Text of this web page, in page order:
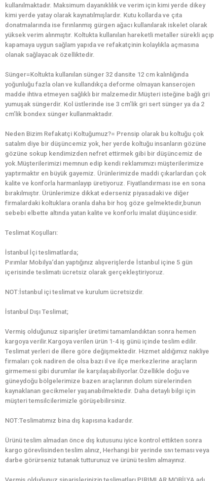
kullanılmaktadır. Maksimum dayanıklılık ve verim için kimi yerde dikey
kimi yerde yatay olarak kaynatılmışlardır. Kutu kollarda ve çıta
donatmalarında ise fırınlanmış gürgen ağacı kullanılarak iskelet olarak
yüksek verim alınmıştır. Koltukta kullanılan hareketli metaller sürekli açıp
kapamaya uygun sağlam yapıda ve refakatçinin kolaylıkla açmasına
olanak sağlayacak özelliktedir.
Sünger=Koltukta kullanılan sünger 32 dansite 12 cm kalınlığında
yoğunluğu fazla olan ve kullandıkça deforme olmayan kanserojen
madde ihtiva etmeyen sağlıklı bir malzemedir.Müşteri isteğine bağlı gri
yumuşak süngerdir. Kol üstlerinde ise 3 cm’lik gri sert sünger ya da 2
cm’lik bondex sünger kullanmaktadır.
Neden Bizim Refakatçi Koltuğumuz?= Prensip olarak bu koltuğu çok
satalım diye bir düşüncemiz yok, her yerde koltuğu insanların gözüne
gözüne sokup kendimizden nefret ettirmek gibi bir düşüncemiz de
yok.Müşterilerimizi memnun edip kendi reklamımızı müşterilerimize
yaptırmaktır en büyük gayemiz. Ürünlerimizde maddi çıkarlardan çok
kalite ve konforla harmanlayıp üretiyoruz. Fiyatlandırması ise en sona
bırakılmıştır. Ürünlerimize dikkat ederseniz piyasadaki ve diğer
firmalardaki koltuklara oranla daha bir hoş göze gelmektedir,bunun
sebebi elbette altında yatan kalite ve konforlu imalat düşüncesidir.
Teslimat Koşulları:
İstanbul İçi teslimatlarda;
Pırımlar Mobilya‘dan yaptığınız alışverişlerde İstanbul içine 5 gün
içerisinde teslimatı ücretsiz olarak gerçekleştiriyoruz.
NOT:İstanbul içi teslimat ve kurulum ücretsizdir.
İstanbul Dışı Teslimat;
Vermiş olduğunuz siparişler üretimi tamamlandıktan sonra hemen
kargoya verilir.Kargoya verilen ürün 1-4 iş günü içinde teslim edilir.
Teslimat yerleri de illere göre değişmektedir. Hizmet aldığımız nakliye
firmaları çok nadiren de olsa bazı il ve ilçe merkezlerine araçların
girmemesi gibi durumlar ile karşılaşabiliyorlar.Özellikle doğu ve
güneydoğu bölgelerimize bazen araçlarının dolum sürelerinden
kaynaklanan gecikmeler yaşanabilmektedir. Daha detaylı bilgi için
müşteri temsilcilerimizle görüşebilirsiniz.
NOT:Teslimatımız bina dış kapısına kadardır.
Ürünü teslim almadan önce dış kutusunu iyice kontrol ettikten sonra
kargo görevlisinden teslim alınız, Herhangi bir yerinde sıvı teması veya
darbe görürseniz tutanak tutturunuz ve ürünü teslim almayınız.